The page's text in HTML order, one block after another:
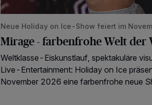
Neue Holiday on Ice-Show feiert im
Mirage - farbenfrohe Welt der
Weltklasse-Eiskunstlauf, spektakuläre
Live-Entertainment: Holiday on Ice
November 2026 eine farbenfrohe neue